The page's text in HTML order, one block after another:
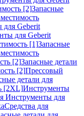
[2]Запасные
Geberit
для Geberit
[1]Запасные
[2]Запасные детали
[2]Прессовый
детали для
[2XL]Инструменты
Инструменты для
Средства для